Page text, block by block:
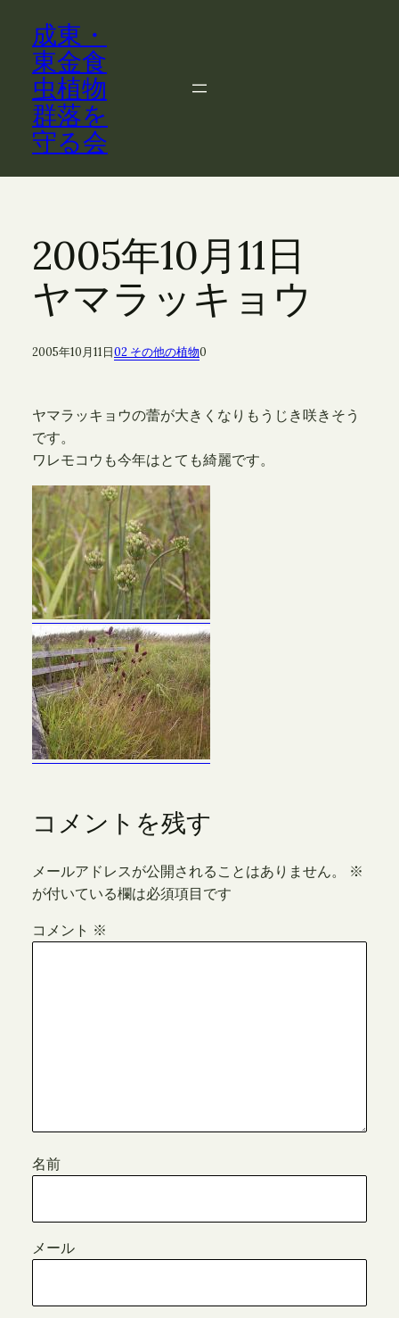
成東・
東金食
虫植物
群落を
守る会
2005年10月11日
ヤマラッキョウ
2005年10月11日02 その他の植物0
ヤマラッキョウの蕾が大きくなりもうじき咲きそう
です。
ワレモコウも今年はとても綺麗です。
コメントを残す
メールアドレスが公開されることはありません。
※
が付いている欄は必須項目です
コメント ※
名前
メール